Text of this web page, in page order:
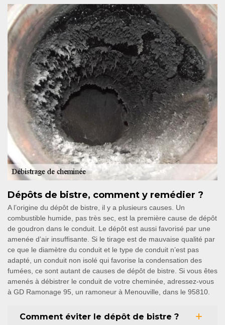
Dépôts de bistre, comment y remédier ?
A l’origine du dépôt de bistre, il y a plusieurs causes. Un
combustible humide, pas très sec, est la première cause de dépôt
de goudron dans le conduit. Le dépôt est aussi favorisé par une
amenée d’air insuffisante. Si le tirage est de mauvaise qualité par
ce que le diamètre du conduit et le type de conduit n’est pas
adapté, un conduit non isolé qui favorise la condensation des
fumées, ce sont autant de causes de dépôt de bistre. Si vous êtes
amenés à débistrer le conduit de votre cheminée, adressez-vous
à GD Ramonage 95, un ramoneur à Menouville, dans le 95810.
Comment éviter le dépôt de bistre ?